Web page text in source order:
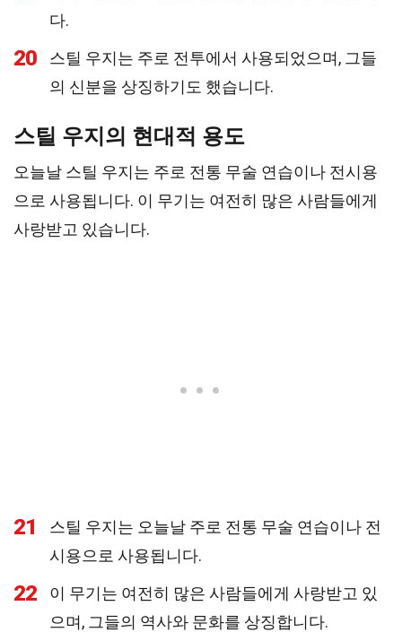
다.
20
스틸 우지는 주로 전투에서 사용되었으며, 그들
의 신분을 상징하기도 했습니다.
스틸 우지의 현대적 용도
오늘날 스틸 우지는 주로 전통 무술 연습이나 전시용
으로 사용됩니다. 이 무기는 여전히 많은 사람들에게
사랑받고 있습니다.
21
스틸 우지는 오늘날 주로 전통 무술 연습이나 전
시용으로 사용됩니다.
22
이 무기는 여전히 많은 사람들에게 사랑받고 있
으며, 그들의 역사와 문화를 상징합니다.